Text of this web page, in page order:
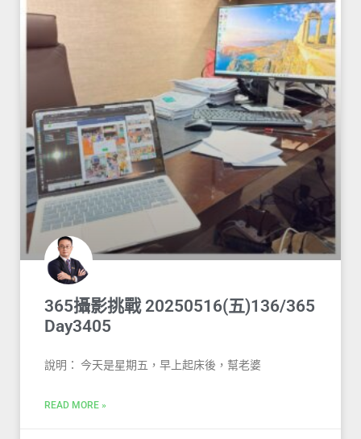
365攝影挑戰 20250516(五)136/365
Day3405
說明： 今天是星期五，早上起床後，幫老婆
READ MORE »